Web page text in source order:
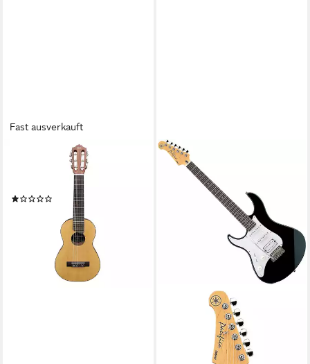
Fast ausverkauft
Ukulele Yamaha Guitalele GL-1
lieferbar - in 2-3 Werktagen bei dir